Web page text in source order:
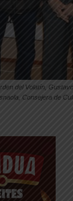
del Volatín,
Consejera de